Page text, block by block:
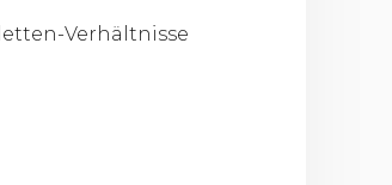
Verhältnisse